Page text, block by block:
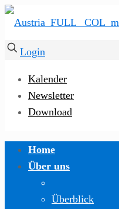
Login
Kalender
Newsletter
Download
Home
Über uns
Überblick